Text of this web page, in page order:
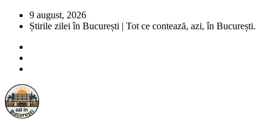
9 august, 2026
Știrile zilei în București | Tot ce contează, azi, în București.